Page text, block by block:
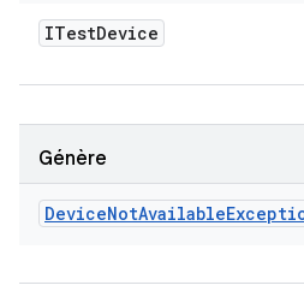
ITestDevice
Génère
DeviceNotAvailable